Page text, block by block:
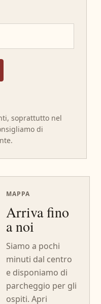
soprattutto nel
di
MAPPA
Arriva fino
a noi
Siamo a pochi
minuti dal centro
e disponiamo di
parcheggio per gli
ospiti. Apri